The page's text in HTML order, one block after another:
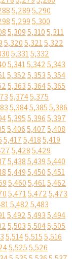
5,2895,290
5,2995,300
5,3095,3105,311
5,3205,3215,322
5,3315,332
5,3415,3425,343
5,3525,3535,354
5,3635,3645,365
5,3745,375
5,3845,3855,386
5,3955,3965,397
5,4065,4075,408
5,4175,4185,419
5,4285,429
5,4385,4395,440
5,4495,4505,451
5,4605,4615,462
5,4715,4725,473
5,4825,483
5,4925,4935,494
5,5035,5045,505
5,5145,5155,516
5,5255,526